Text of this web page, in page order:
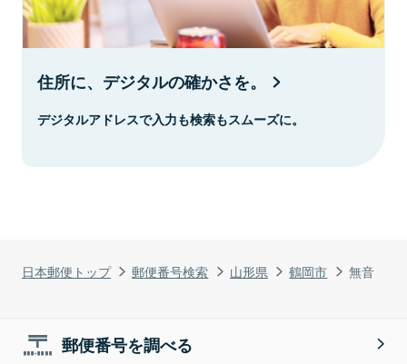
日本郵便トップ 郵便番号検索 山形県 鶴岡市 無音
住所に、デジタルの確かさを。
デジタルアドレスで入力も検索もスムーズに。
郵便番号を調べる